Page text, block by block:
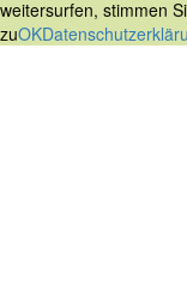
weitersurfen, stimmen
zuOK